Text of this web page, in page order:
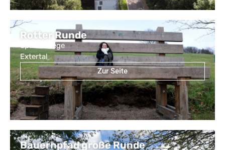
Rotter Runde
Spazierwege
Extertal
Zur Seite
Bauernpfad große Runde